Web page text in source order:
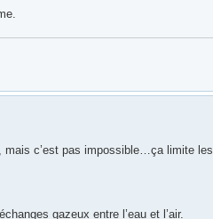
mais c’est pas impossible…ça limite les
gazeux entre l’eau et l’air.